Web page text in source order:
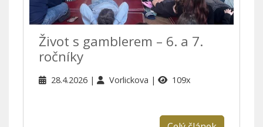
Život s gamblerem – 6. a 7.
ročníky
28.4.2026 Vorlickova 109x